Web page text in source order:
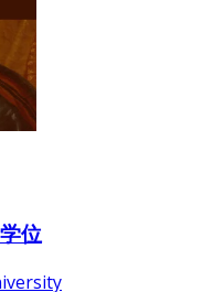
位